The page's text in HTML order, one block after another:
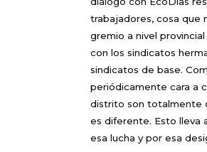
trabajadores, cosa que
gremio a nivel
con los sindicatos
sindicatos de base.
periódicamente cara a
distrito son totalmente
es diferente. Esto lleva
esa lucha y por esa